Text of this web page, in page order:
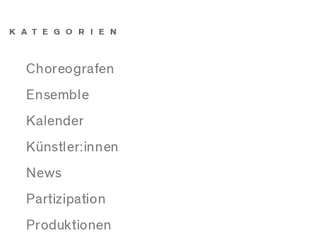
KATEGORIEN
Choreografen
Ensemble
Kalender
Künstler:innen
News
Partizipation
Produktionen